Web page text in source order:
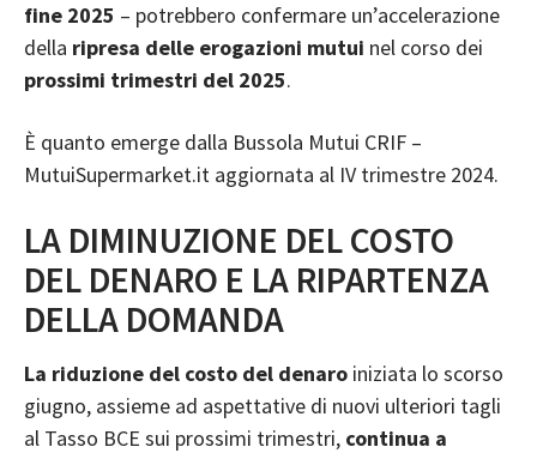
fine 2025 – potrebbero confermare un’accelerazione
della ripresa delle erogazioni mutui nel corso dei
prossimi trimestri del 2025.
È quanto emerge dalla Bussola Mutui CRIF –
MutuiSupermarket.it aggiornata al IV trimestre 2024.
LA DIMINUZIONE DEL COSTO
DEL DENARO E LA RIPARTENZA
DELLA DOMANDA
La riduzione del costo del denaro iniziata lo scorso
giugno, assieme ad aspettative di nuovi ulteriori tagli
al Tasso BCE sui prossimi trimestri, continua a